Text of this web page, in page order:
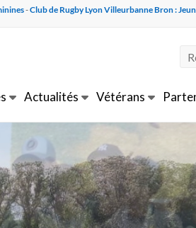
-Club de Rugby Lyon Villeurbanne Bron :
Actualités Vétérans